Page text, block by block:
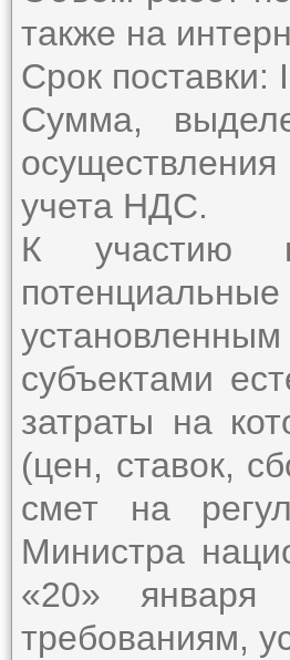
также на
Срок поставки:
Сумма,
учета НДС.
К участию
субъектами
затраты на
(цен, ставок,
смет на
Министра
«20»
требованиям,